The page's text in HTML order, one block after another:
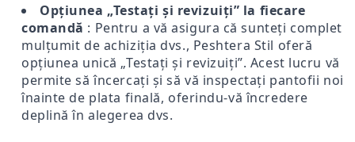
Opțiunea „Testați și revizuiți” la fiecare
comandă : Pentru a vă asigura că sunteți complet
mulțumit de achiziția dvs., Peshtera Stil oferă
opțiunea unică „Testați și revizuiți”. Acest lucru vă
permite să încercați și să vă inspectați pantofii noi
înainte de plata finală, oferindu-vă încredere
deplină în alegerea dvs.